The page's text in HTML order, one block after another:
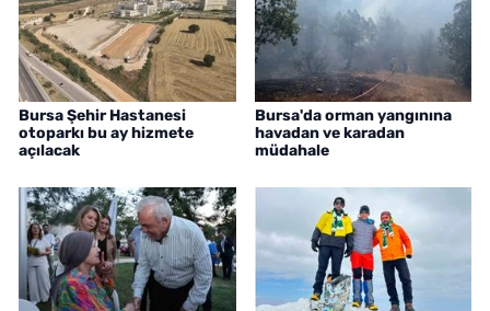
Bursa Şehir Hastanesi
otoparkı bu ay hizmete
açılacak
Bursa'da orman yangınına
havadan ve karadan
müdahale